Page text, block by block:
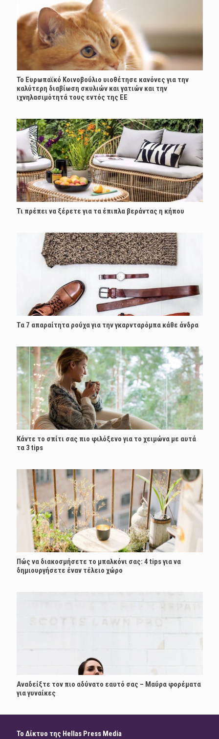
Το Ευρωπαϊκό Κοινοβούλιο υιοθέτησε κανόνες για την
καλύτερη διαβίωση σκυλιών και γατιών και την
ιχνηλασιμότητά τους εντός της ΕΕ
Τι πρέπει να ξέρετε για τα έπιπλα βεράντας η κήπου
Τα 7 απαραίτητα ρούχα για την γκαρνταρόμπα κάθε άνδρα
Κάντε το σπίτι σας πιο φιλόξενο για το χειμώνα με αυτά
τα 3 tips
Πώς να διακοσμήσετε το μπαλκόνι σας: 4 tips για να
δημιουργήσετε έναν τέλειο χώρο
Αναδείξτε τον πιο αδύνατο εαυτό σας – Μαύρα φορέματα
για γυναίκες
Το Δίκτυο της Hellas Press Media